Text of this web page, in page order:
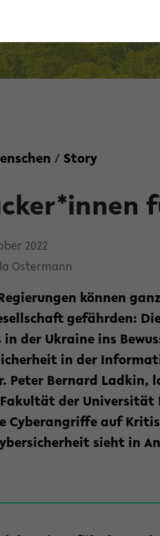
/ Story
2022
Ostermann
können
gefährden:
der Ukraine ins
in der
Peter Bernard Ladkin,
der Universität
Cyberangriffe auf
sieht in